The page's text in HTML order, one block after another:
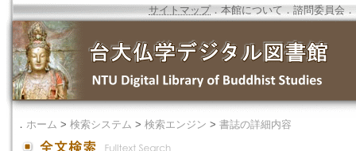
サイトマップ．本館について ． 諮問委員会 ．
． ホーム > 検索システム > 検索エンジン > 書誌の詳細内容